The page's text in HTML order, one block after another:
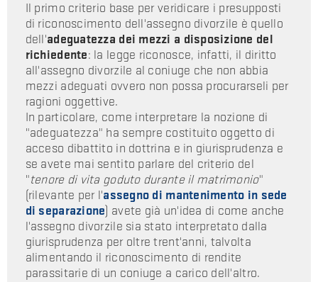
Il primo criterio base per veridicare i presupposti
di riconoscimento dell'assegno divorzile è quello
dell'adeguatezza dei mezzi a disposizione del
richiedente: la legge riconosce, infatti, il diritto
all'assegno divorzile al coniuge che non abbia
mezzi adeguati ovvero non possa procurarseli per
ragioni oggettive.
In particolare, come interpretare la nozione di
"adeguatezza" ha sempre costituito oggetto di
acceso dibattito in dottrina e in giurisprudenza e
se avete mai sentito parlare del criterio del
"tenore di vita goduto durante il matrimonio"
(rilevante per l'assegno di mantenimento in sede
di separazione) avete già un'idea di come anche
l'assegno divorzile sia stato interpretato dalla
giurisprudenza per oltre trent'anni, talvolta
alimentando il riconoscimento di rendite
parassitarie di un coniuge a carico dell'altro.